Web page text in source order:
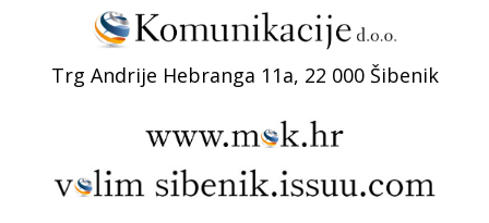
Trg Andrije Hebranga 11a, 22 000 Šibenik